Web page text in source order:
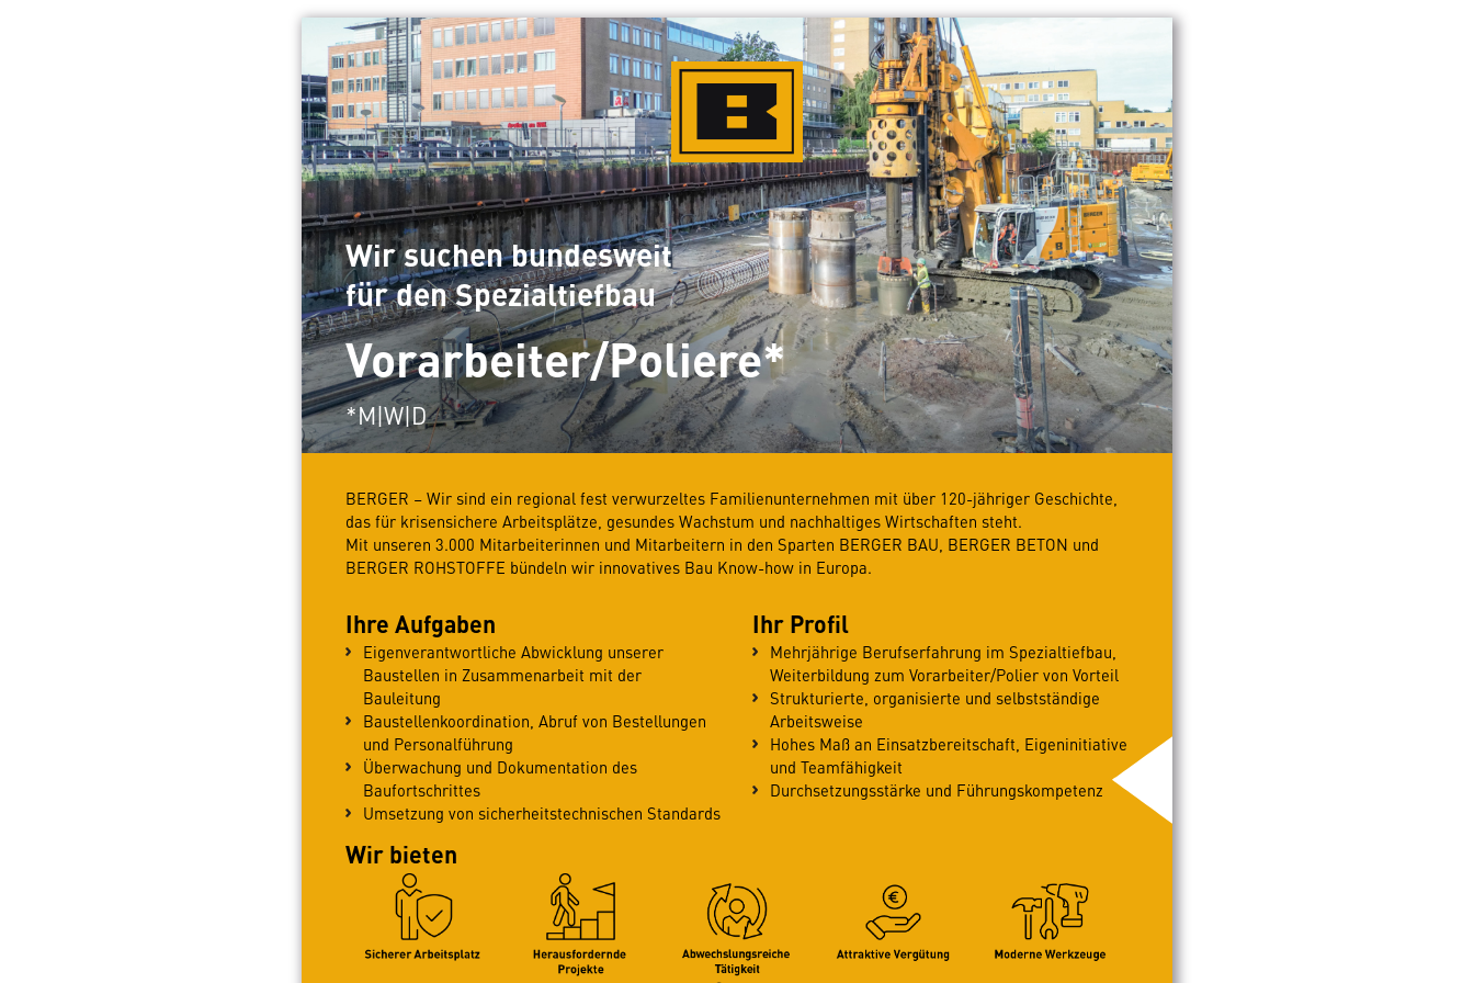
Wir suchen bundesweit
für den Spezialtiefbau
Vorarbeiter/Poliere*
*M|W|D
BERGER – Wir sind ein regional fest verwurzeltes Familienunternehmen mit über 120-jähriger Geschichte,
das für krisensichere Arbeitsplätze, gesundes Wachstum und nachhaltiges Wirtschaften steht.
Mit unseren 3.000 Mitarbeiterinnen und Mitarbeitern in den Sparten BERGER BAU, BERGER BETON und
BERGER ROHSTOFFE bündeln wir innovatives Bau Know-how in Europa.
Ihre Aufgaben
Eigenverantwortliche Abwicklung unserer
Baustellen in Zusammenarbeit mit der
Bauleitung
Baustellenkoordination, Abruf von Bestellungen
und Personalführung
Überwachung und Dokumentation des
Baufortschrittes
Umsetzung von sicherheitstechnischen Standards
Ihr Profil
Mehrjährige Berufserfahrung im Spezialtiefbau,
Weiterbildung zum Vorarbeiter/Polier von Vorteil
Strukturierte, organisierte und selbstständige
Arbeitsweise
Hohes Maß an Einsatzbereitschaft, Eigeninitiative
und Teamfähigkeit
Durchsetzungsstärke und Führungskompetenz
Wir bieten